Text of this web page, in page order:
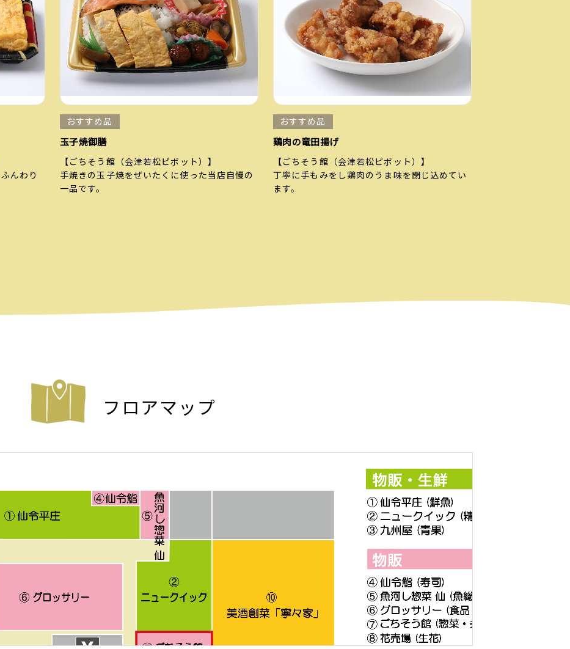
んわり
おすすめ品
玉子焼御膳
【ごちそう館（会津若松ピボット）】
手焼きの玉子焼をぜいたくに使った当店自慢の
一品です。
おすすめ品
鶏肉の竜田揚げ
【ごちそう館（会津若松ピボット）】
丁寧に手もみをし鶏肉のうま味を閉じ込めてい
ます。
フロアマップ